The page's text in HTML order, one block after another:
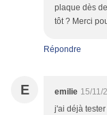
plaque dès
tôt ? Merci
Répondre
E emilie 15/11/
j'ai déjà